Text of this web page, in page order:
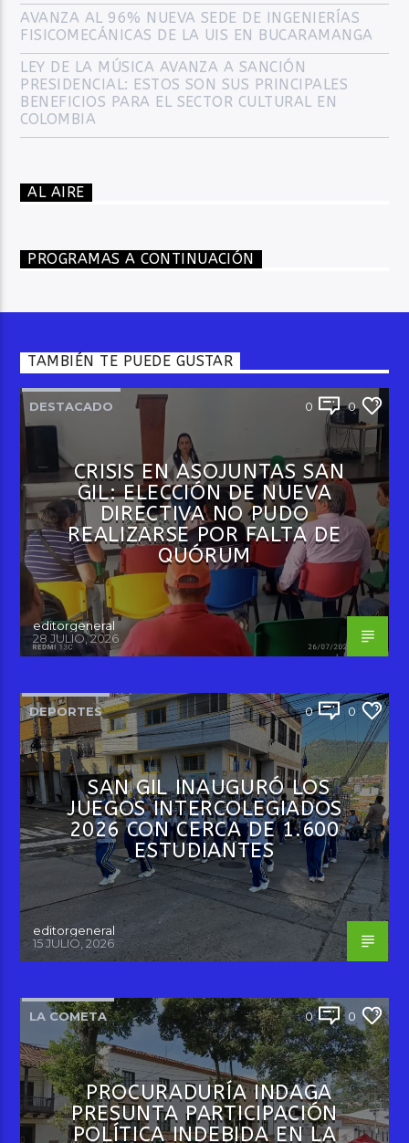
AVANZA AL 96% NUEVA SEDE DE INGENIERÍAS
FISICOMECÁNICAS DE LA UIS EN BUCARAMANGA
LEY DE LA MÚSICA AVANZA A SANCIÓN
PRESIDENCIAL: ESTOS SON SUS PRINCIPALES
BENEFICIOS PARA EL SECTOR CULTURAL EN
COLOMBIA
AL AIRE
PROGRAMAS A CONTINUACIÓN
TAMBIÉN TE PUEDE GUSTAR
DESTACADO 0 0
CRISIS EN ASOJUNTAS SAN
GIL: ELECCIÓN DE NUEVA
DIRECTIVA NO PUDO
REALIZARSE POR FALTA DE
QUÓRUM
editorgeneral
28 JULIO, 2026
DEPORTES 0 0
SAN GIL INAUGURÓ LOS
JUEGOS INTERCOLEGIADOS
2026 CON CERCA DE 1.600
ESTUDIANTES
editorgeneral
15 JULIO, 2026
LA COMETA 0 0
PROCURADURÍA INDAGA
PRESUNTA PARTICIPACIÓN
POLÍTICA INDEBIDA EN LA